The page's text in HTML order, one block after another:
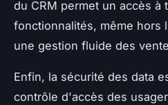
du CRM permet un accès à
fonctionnalités, même hors
une gestion fluide des
Enfin, la sécurité des data
contrôle d'accès des